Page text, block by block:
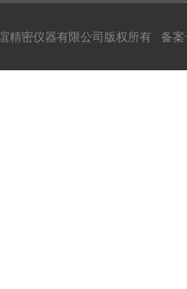
精密仪器有限公司版权所有 备案